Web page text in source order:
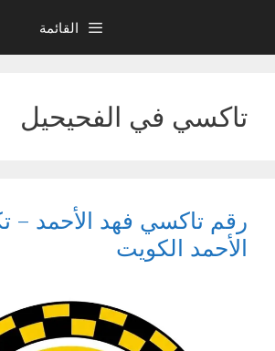
المحتوى
القائمة
تاكسي في الفحيحيل
رقم تاكسي فهد الأحمد –
الأحمد الكويت